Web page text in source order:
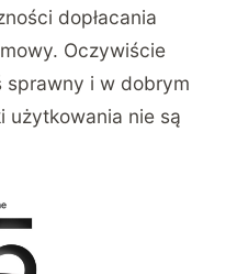
dopłacania
Oczywiście
sprawny i w dobrym
użytkowania nie są